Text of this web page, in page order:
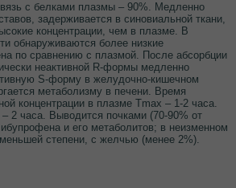
с белками плазмы – 90%. Медленно
задерживается в синовиальной ткани,
концентрации, чем в плазме. В
обнаруживаются более низкие
по сравнению с плазмой. После абсорбции
неактивной R-формы медленно
S-форму в желудочно-кишечном
метаболизму в печени. Время
концентрации в плазме Tmax – 1-2 часа.
2 часа. Выводится почками (70-90% от
и его метаболитов; в неизменном
степени, с желчью (менее 2%).